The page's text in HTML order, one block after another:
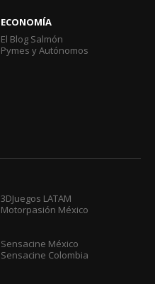
ECONOMÍA
El Blog Salmón
Pymes y Autónomos
3DJuegos LATAM
Motorpasión México
Sensacine México
Sensacine Colombia